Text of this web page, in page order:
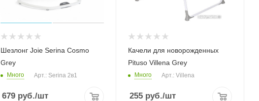
Шезлонг Joie Serina Cosmo
Grey
Много Арт.: Serina 2в1
679руб./шт
Качели для новорожденных
Pituso Villena Grey
Много Арт.: Villena
255 руб./шт